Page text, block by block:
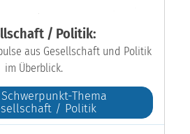
/ Politik:
aus Gesellschaft und Politik
im Überblick.
Thema
/ Politik